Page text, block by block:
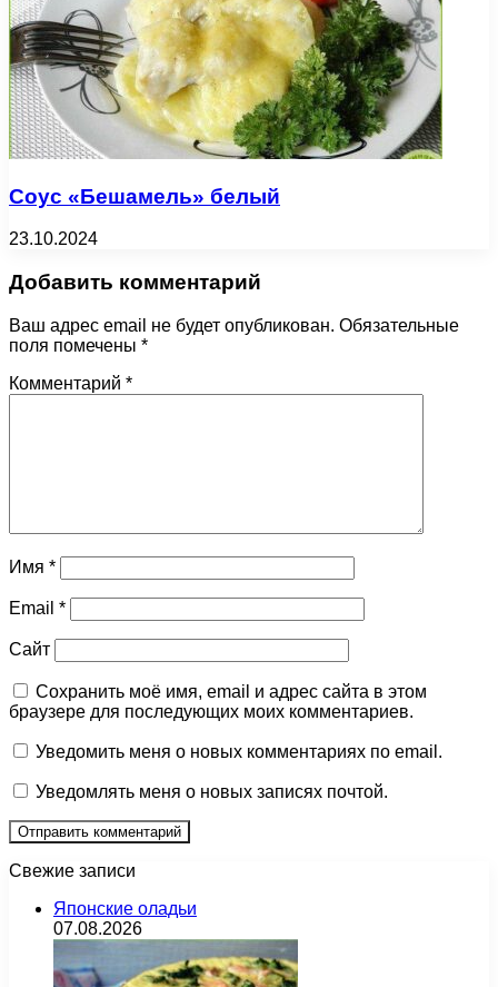
Соус «Бешамель» белый
23.10.2024
Добавить комментарий
Ваш адрес email не будет опубликован. Обязательные
поля помечены *
Комментарий *
Имя *
Email *
Сайт
Сохранить моё имя, email и адрес сайта в этом
браузере для последующих моих комментариев.
Уведомить меня о новых комментариях по email.
Уведомлять меня о новых записях почтой.
Свежие записи
Японские оладьи
07.08.2026